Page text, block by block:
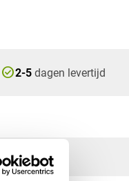
check_circle2-5 dagen levertijd